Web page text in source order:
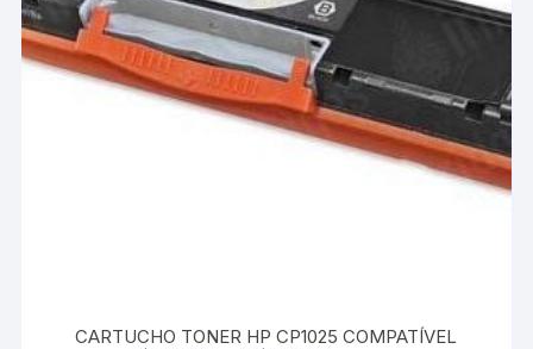
CARTUCHO TONER HP CP1025 COMPATÍVEL